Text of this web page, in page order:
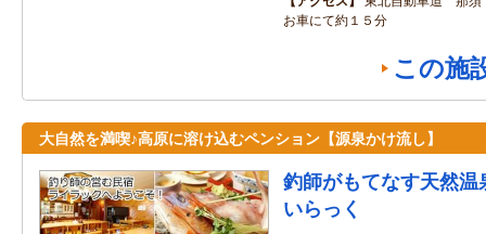
お車にて約１５分
この施
大自然を満喫♪高原に溶け込むペンション【源泉かけ流し】
釣師がもてなす天然温
いらっく